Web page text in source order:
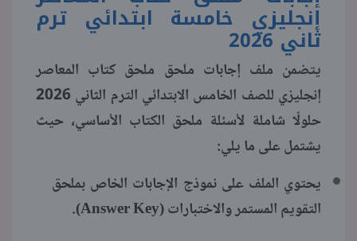
إنجليزي خامسة ابتدائي ترم
ثاني 2026
يتضمن ملف إجابات ملحق ملحق كتاب المعاصر
إنجليزي للصف الخامس الابتدائي الترم الثاني 2026
حلولًا شاملة لأسئلة ملحق الكتاب الأساسي، حيث
يشتمل على ما يلي:
يحتوي الملف على نموذج الإجابات الخاص بملحق
التقويم المستمر والاختبارات (Answer Key).